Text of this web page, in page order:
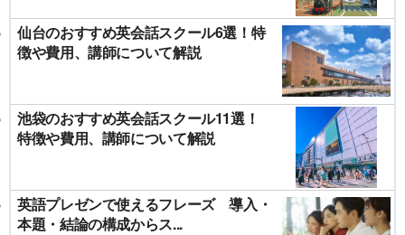
仙台のおすすめ英会話スクール6選！特
徴や費用、講師について解説
池袋のおすすめ英会話スクール11選！
特徴や費用、講師について解説
英語プレゼンで使えるフレーズ 導入・
本題・結論の構成からス...